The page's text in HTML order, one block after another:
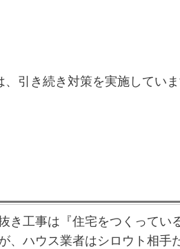
引き続き対策を実施していま
き工事は『住宅をつくってい
、ハウス業者はシロウト相手